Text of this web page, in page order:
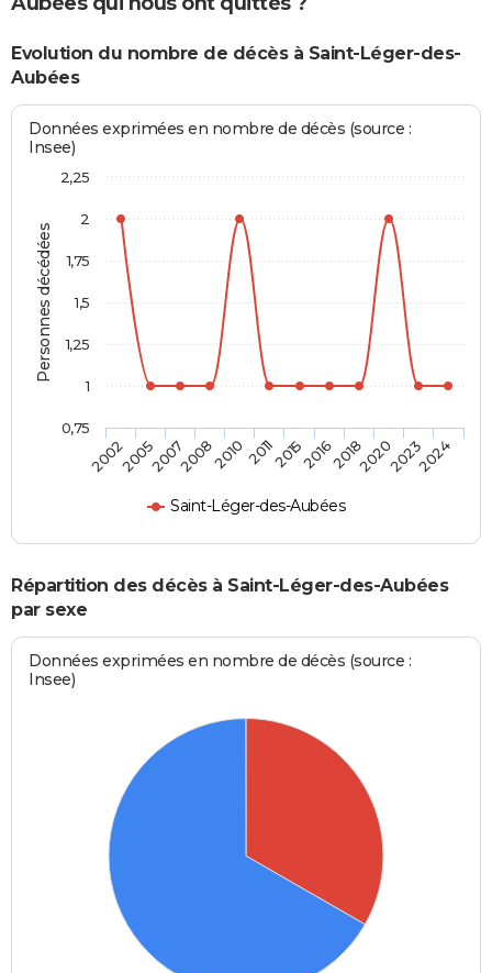
Evolution du nombre de décès à Saint-Léger-des-
Aubées
Personnes décédées
Données exprimées en nombre de décès (source :
Insee)
Saint-Léger-des-Aubées
20022005200720082010 2011201520162018202020232024
0,75
1
1,25
1,5
1,75
2
2,25
Répartition des décès à Saint-Léger-des-Aubées
par sexe
Données exprimées en nombre de décès (source :
Insee)